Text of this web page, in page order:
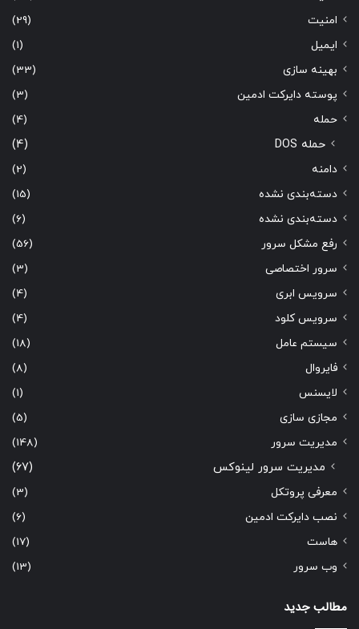
امنیت
(29)
ایمیل
(1)
بهینه سازی
(33)
پوسته دایرکت ادمین
(3)
حمله
(4)
حمله DOS (4)
دامنه
(2)
دسته‌بندی نشده
(15)
دسته‌بندی نشده
(6)
رفع مشکل سرور
(56)
سرور اختصاصی
(3)
سرویس ابری
(4)
سرویس کلود
(4)
سیستم عامل
(18)
فایروال
(8)
لایسنس
(1)
مجازی سازی
(5)
مدیریت سرور
(148)
مدیریت سرور لینوکس (67)
معرفی پروتکل
(3)
نصب دایرکت ادمین
(6)
هاست
(17)
وب سرور
(13)
مطالب جدید